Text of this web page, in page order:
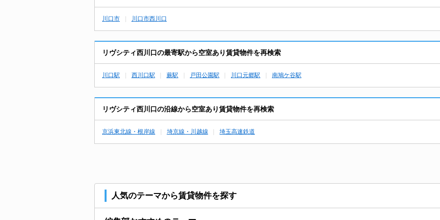
川口市 川口市西川口
リヴシティ西川口の最寄駅から空室あり賃貸物件を再検索
川口駅 西川口駅 蕨駅 戸田公園駅 川口元郷駅 南鳩ケ谷駅
リヴシティ西川口の沿線から空室あり賃貸物件を再検索
京浜東北線・根岸線 埼京線・川越線 埼玉高速鉄道
人気のテーマから賃貸物件を探す